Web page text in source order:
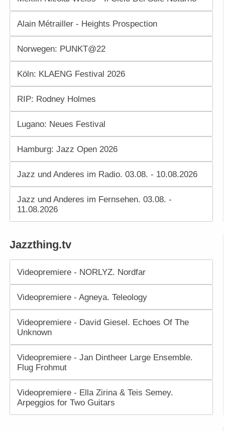
Alain Métrailler - Heights Prospection
Norwegen: PUNKT@22
Köln: KLAENG Festival 2026
RIP: Rodney Holmes
Lugano: Neues Festival
Hamburg: Jazz Open 2026
Jazz und Anderes im Radio. 03.08. - 10.08.2026
Jazz und Anderes im Fernsehen. 03.08. -
11.08.2026
Jazzthing.tv
Videopremiere - NORLYZ. Nordfar
Videopremiere - Agneya. Teleology
Videopremiere - David Giesel. Echoes Of The
Unknown
Videopremiere - Jan Dintheer Large Ensemble.
Flug Frohmut
Videopremiere - Ella Zirina & Teis Semey.
Arpeggios for Two Guitars